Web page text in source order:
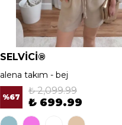
SELVİCİ®
alena takım - bej
%67
₺ 2,099.99
₺ 699.99